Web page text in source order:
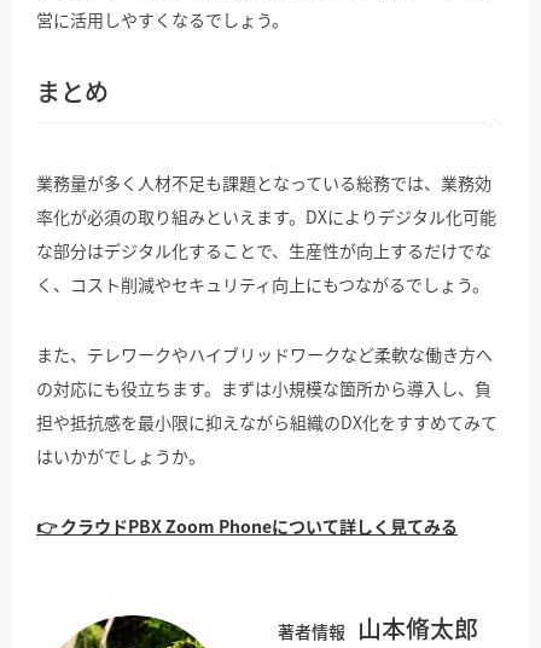
営に活用しやすくなるでしょう。
まとめ
業務量が多く人材不足も課題となっている総務では、業務効
率化が必須の取り組みといえます。DXによりデジタル化可能
な部分はデジタル化することで、生産性が向上するだけでな
く、コスト削減やセキュリティ向上にもつながるでしょう。
また、テレワークやハイブリッドワークなど柔軟な働き方へ
の対応にも役立ちます。まずは小規模な箇所から導入し、負
担や抵抗感を最小限に抑えながら組織のDX化をすすめてみて
はいかがでしょうか。
👉 クラウドPBX Zoom Phoneについて詳しく見てみる
著者情報 山本脩太郎